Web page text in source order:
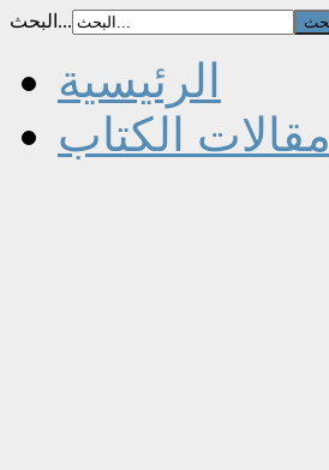
البحث...
الرئيسية
مقالات الكتاب